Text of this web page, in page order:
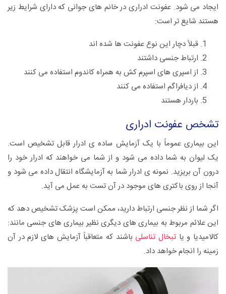
ایجاد می شود. عفونت ادراری در خانم های جوانی که دارای شرایط زیر
هستند شایع تر است:
قبلاً دچار این نوع عفونت ها شده اند
ارتباط جنسی داشتند
از اسپری های اسپرم کش به همراه کاندوم استفاده می کنند
از دیافراگم استفاده می کنند
باردار هستند
تشخص عفونت ادراری
این بیماری عموماً با یک آزمایش ساده ی ادرار قابل تشخیص است.
یک لیوان به شما داده می شود و از شما می خواهند که ادرار خود را
درون آن بریزید. نمونه ی ادرار شما به آزمایشگاه انتقال داده می شود و
آنجا از روی باکتری های موجود در آن تست به عمل می آید.
اگر شما از نظر جنسی ارتباط دارید، ممکن است پزشک تشخیص دهد که
این علائم مربوط به بیماری های دیگری نظیر بیماری های جنسی مانند:
کالامیدیا و یا تبخال تناسلی باشند که متعاقباً آزمایش های لازم در آن
زمینه را انجام خواهد داد.